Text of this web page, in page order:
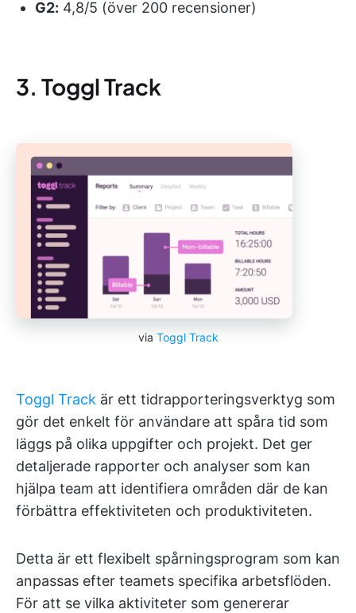
G2: 4,8/5 (över 200 recensioner)
3. Toggl Track
via Toggl Track
Toggl Track är ett tidrapporteringsverktyg som
gör det enkelt för användare att spåra tid som
läggs på olika uppgifter och projekt. Det ger
detaljerade rapporter och analyser som kan
hjälpa team att identifiera områden där de kan
förbättra effektiviteten och produktiviteten.
Detta är ett flexibelt spårningsprogram som kan
anpassas efter teamets specifika arbetsflöden.
För att se vilka aktiviteter som genererar